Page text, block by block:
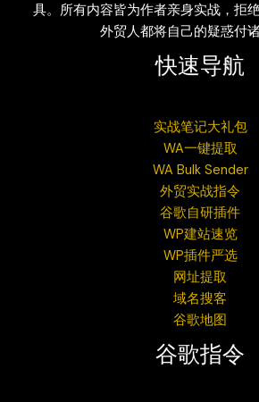
具。所有内容皆为作者亲身实战，拒
外贸人都将自己的疑惑付诸
快速导航
实战笔记大礼包
WA一键提取
WA Bulk Sender
外贸实战指令
谷歌自研插件
WP建站速览
WP插件严选
网址提取
域名搜客
谷歌地图
谷歌指令